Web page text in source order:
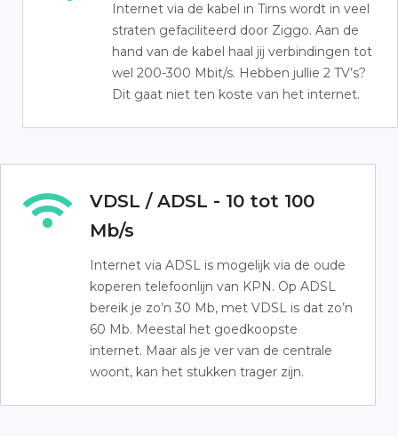
Internet via de kabel in Tirns wordt in veel
straten gefaciliteerd door Ziggo. Aan de
hand van de kabel haal jij verbindingen tot
wel 200-300 Mbit/s. Hebben jullie 2 TV’s?
Dit gaat niet ten koste van het internet.
VDSL / ADSL - 10 tot 100
Mb/s
Internet via ADSL is mogelijk via de oude
koperen telefoonlijn van KPN. Op ADSL
bereik je zo’n 30 Mb, met VDSL is dat zo’n
60 Mb. Meestal het goedkoopste
internet. Maar als je ver van de centrale
woont, kan het stukken trager zijn.